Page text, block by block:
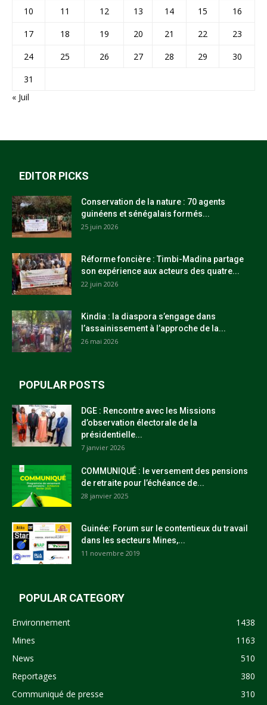
10
11 12 13 14 15
16
17
18 19 20 21 22
23
24
25 26 27 28 29
30
31
« Juil
EDITOR PICKS
Conservation de la nature : 70 agents
guinéens et sénégalais formés...
25 juin 2026
Réforme foncière : Timbi-Madina partage
son expérience aux acteurs des quatre...
22 juin 2026
Kindia : la diaspora s’engage dans
l’assainissement à l’approche de la...
26 mai 2026
POPULAR POSTS
DGE : Rencontre avec les Missions
d’observation électorale de la
présidentielle...
7 janvier 2026
COMMUNIQUÉ : le versement des pensions
de retraite pour l’échéance de...
28 janvier 2025
Guinée: Forum sur le contentieux du travail
dans les secteurs Mines,...
11 novembre 2019
POPULAR CATEGORY
Environnement
1438
Mines
1163
News
510
Reportages
380
Communiqué de presse
310